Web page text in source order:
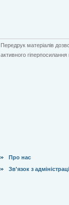
Передрук матеріалів
активного гіперпосилання
Про нас
Зв'язок з